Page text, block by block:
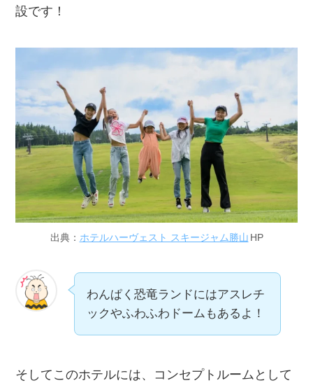
設です！
出典： ホテルハーヴェスト スキージャム勝山 HP
わんぱく恐竜ランドにはアスレチ
ックやふわふわドームもあるよ！
そしてこのホテルには、コンセプトルームとして